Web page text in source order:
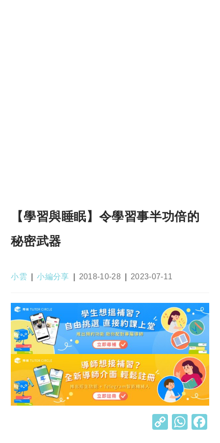
【學習與睡眠】令學習事半功倍的
秘密武器
Post
小雲
Post
小編分享
Post
2018-10-28
Post
2023-07-11
C W